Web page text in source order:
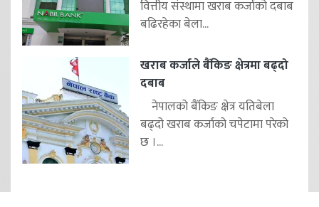
वित्तीय संस्थामा खराब कर्जाको दबाब
बढिरहेका बेला...
खराब कर्जाले बैंकिङ क्षेत्रमा बढ्दो
दबाब
नेपालको बैंकिङ क्षेत्र यतिबेला
बढ्दो खराब कर्जाको चपेटामा परेको
छ ।...